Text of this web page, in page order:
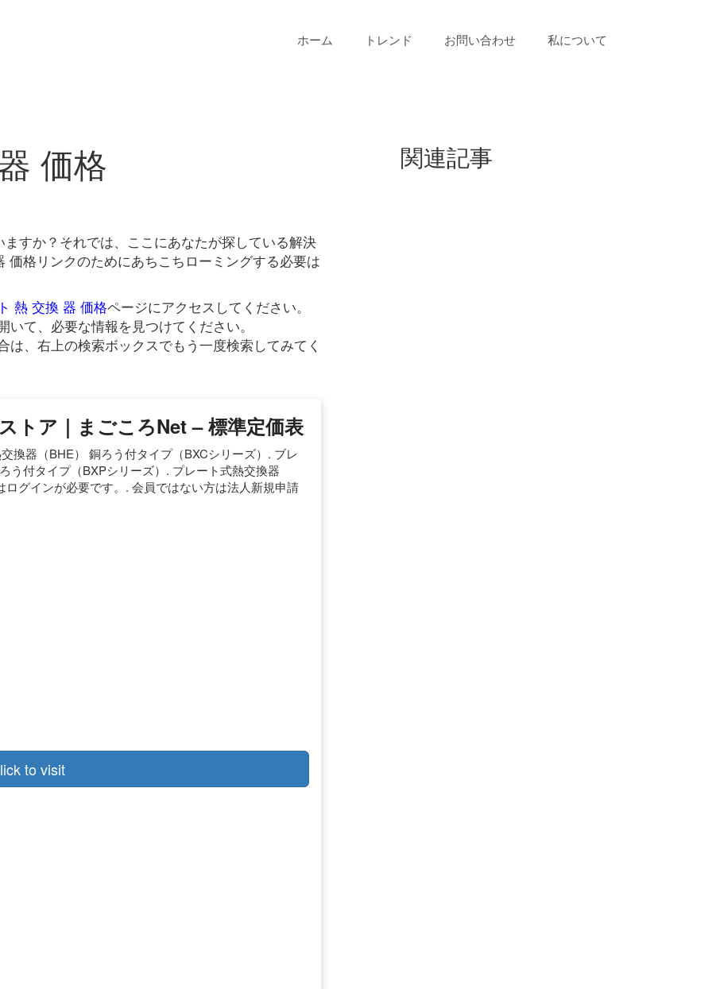
ホーム トレンド お問い合わせ 私について
価格
すか？それでは、ここにあなたが探している解決
格リンクのためにあちこちローミングする必要は
熱 交換 器 価格ページにアクセスしてください。
て、必要な情報を見つけてください。
は、右上の検索ボックスでもう一度検索してみてく
トア｜まごころnet – 標準定価表
換器（BHE） 銅ろう付タイプ（BXCシリーズ）. ブレ
う付タイプ（BXPシリーズ）. プレート式熱交換器
グインが必要です。. 会員ではない方は法人新規申請
to visit
関連記事